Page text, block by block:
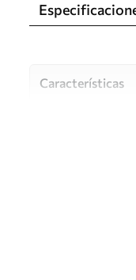
Características